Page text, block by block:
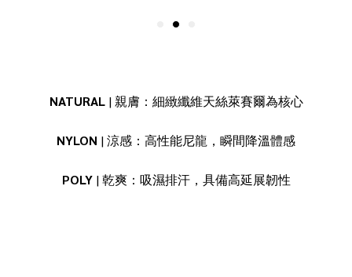
NATURAL| 親膚：細緻纖維天絲萊賽爾為核心
NYLON | 涼感：高性能尼龍，瞬間降溫體感
POLY| 乾爽：吸濕排汗，具備高延展韌性